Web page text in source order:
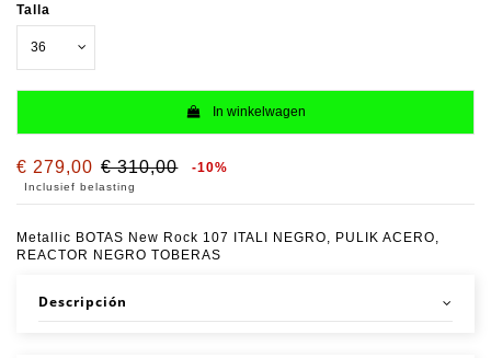
Talla
In winkelwagen
€ 279,00 € 310,00 -10%
Inclusief belasting
Metallic BOTAS New Rock 107 ITALI NEGRO, PULIK ACERO,
REACTOR NEGRO TOBERAS
Descripción